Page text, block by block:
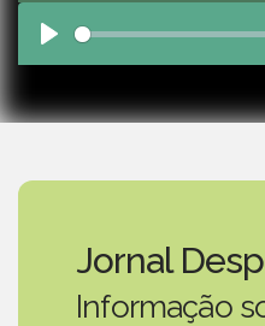
Play
Jornal
Informação